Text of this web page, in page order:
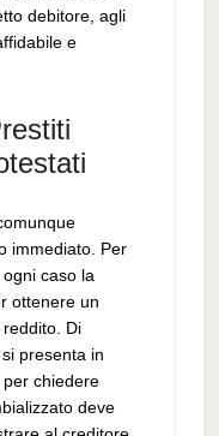
debitore, agli
e
immediato. Per
caso la
ottenere un
Di
presenta in
chiedere
deve